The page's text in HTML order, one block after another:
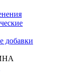
добавки